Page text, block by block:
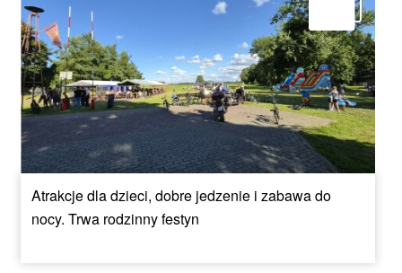
Atrakcje dla dzieci, dobre jedzenie i zabawa do
nocy. Trwa rodzinny festyn